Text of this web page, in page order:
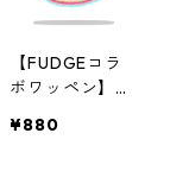
【FUDGEコラ
ボワッペン】ク
¥880